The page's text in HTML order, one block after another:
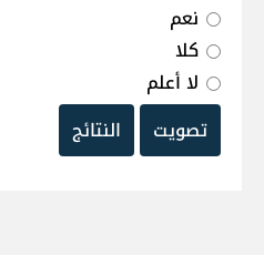
نعم
كلا
لا أعلم
تصويت
النتائج